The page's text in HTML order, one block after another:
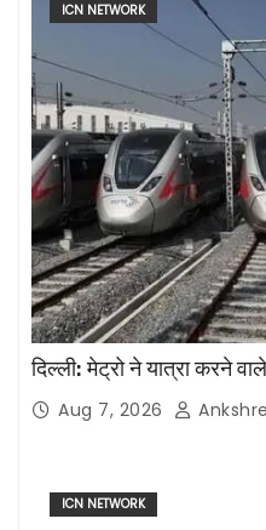
ICN NETWORK
दिल्ली: मेट्रो ने यात्रा करने
Aug 7, 2026
ICN NETWORK